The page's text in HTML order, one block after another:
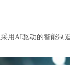
用AI驱动的智能制